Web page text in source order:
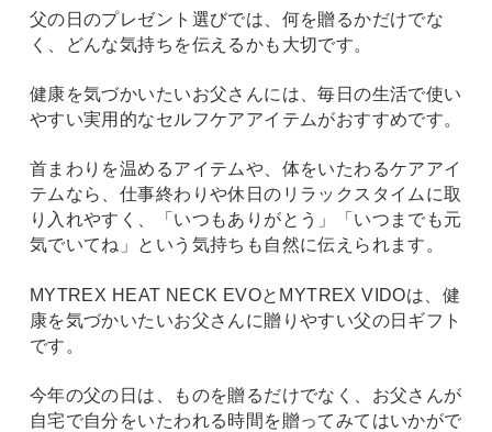
父の日のプレゼント選びでは、何を贈るかだけでな
く、どんな気持ちを伝えるかも大切です。
健康を気づかいたいお父さんには、毎日の生活で使い
やすい実用的なセルフケアアイテムがおすすめです。
首まわりを温めるアイテムや、体をいたわるケアアイ
テムなら、仕事終わりや休日のリラックスタイムに取
り入れやすく、「いつもありがとう」「いつまでも元
気でいてね」という気持ちも自然に伝えられます。
MYTREX HEAT NECK EVOとMYTREX VIDOは、健
康を気づかいたいお父さんに贈りやすい父の日ギフト
です。
今年の父の日は、ものを贈るだけでなく、お父さんが
自宅で自分をいたわれる時間を贈ってみてはいかがで